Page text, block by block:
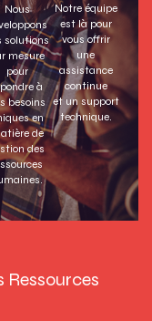
Nous
solutions
mesure
pour
à
besoins
en
de
des
Notre équipe
est là pour
vous offrir
une
assistance
continue
et un support
technique.
Ressources